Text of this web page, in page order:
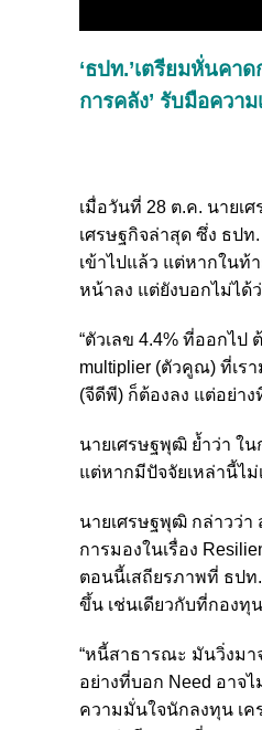
‘ธปท.’เตรียมหั่นคา
การคลัง’ รับมือความ
เมื่อวันที่ 28 ต.ค. นายเ
เศรษฐกิจล่าสุด ซึ่ง ธปท
เข้าไปแล้ว แต่หากในท้
หน้าลง แต่ยังบอกไม่ได้
“ตัวเลข 4.4% ที่ออกไป
multiplier (ตัวคูณ) ที่เร
(จีดีพี) ก็ต้องลง แต่อย่า
นายเศรษฐพุฒิ ย้ำว่า ใ
แต่หากมีปัจจัยเหล่านี้ไ
นายเศรษฐพุฒิ กล่าวว่า
การมองในเรื่อง
ตอนนี้เสถียรภาพที่ ธปท
ขึ้น เช่นเดียวกับที่กองทุ
“หนี้สาธารณะ มันวิ่งมา
อย่างที่บอก Need อาจไ
ความมั่นใจนักลงทุน เค